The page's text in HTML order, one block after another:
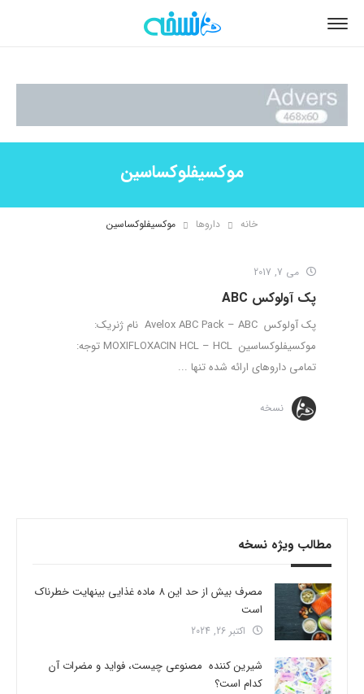
موکسیفلوکساسین
خانه داروها موکسیفلوکساسین
می 7, 2017
پک آولوکس ABC
پک آولوکس Avelox ABC Pack – ABC نام ژنریک:
موکسیفلوکساسین MOXIFLOXACIN HCL – HCL توجه:
تمامی داروهای ارائه شده تنها ...
نسخه
مطالب ویژه نسخه
مصرف بیش از حد این 8 ماده غذایی بینهایت خطرناک
است
اکتبر 26, 2024
شیرین کننده مصنوعی چیست، فواید و مضرات آن
کدام است؟